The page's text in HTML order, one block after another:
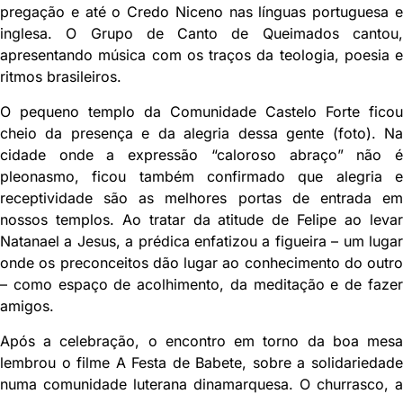
pregação e até o Credo Niceno nas línguas portuguesa e
inglesa. O Grupo de Canto de Queimados cantou,
apresentando música com os traços da teologia, poesia e
ritmos brasileiros.
O pequeno templo da Comunidade Castelo Forte ficou
cheio da presença e da alegria dessa gente (foto). Na
cidade onde a expressão “caloroso abraço” não é
pleonasmo, ficou também confirmado que alegria e
receptividade são as melhores portas de entrada em
nossos templos. Ao tratar da atitude de Felipe ao levar
Natanael a Jesus, a prédica enfatizou a figueira – um lugar
onde os preconceitos dão lugar ao conhecimento do outro
– como espaço de acolhimento, da meditação e de fazer
amigos.
Após a celebração, o encontro em torno da boa mesa
lembrou o filme A Festa de Babete, sobre a solidariedade
numa comunidade luterana dinamarquesa. O churrasco, a